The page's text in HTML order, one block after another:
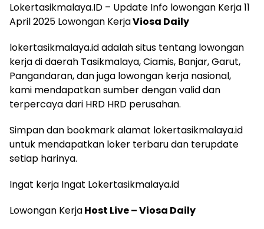
Lokertasikmalaya.ID – Update Info lowongan Kerja 11
April 2025 Lowongan KerjaViosa Daily
lokertasikmalaya.id adalah situs tentang lowongan
kerja di daerah Tasikmalaya, Ciamis, Banjar, Garut,
Pangandaran, dan juga lowongan kerja nasional,
kami mendapatkan sumber dengan valid dan
terpercaya dari HRD HRD perusahan.
Simpan dan bookmark alamat lokertasikmalaya.id
untuk mendapatkan loker terbaru dan terupdate
setiap harinya.
Ingat kerja Ingat Lokertasikmalaya.id
Lowongan KerjaHost Live – Viosa Daily